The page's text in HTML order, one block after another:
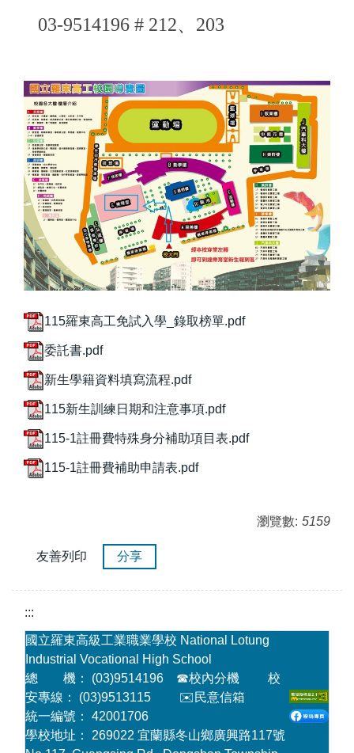
03-9514196 # 212、203
115羅東高工免試入學_錄取榜單.pdf
委託書.pdf
新生學籍資料填寫流程.pdf
115新生訓練日期和注意事項.pdf
115-1註冊費特殊身分補助項目表.pdf
115-1註冊費補助申請表.pdf
瀏覽數: 5159
友善列印 分享
:::
國立羅東高級工業職業學校 National Lotung
Industrial Vocational High School
總 機： (03)9514196 ☎校內分機
校
安專線： (03)9513115 ✉️民意信箱
統一編號： 42001706
學校地址： 269022 宜蘭縣冬山鄉廣興路117號